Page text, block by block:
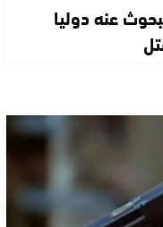
عنه دوليا